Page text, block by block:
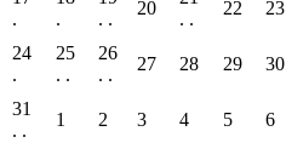
.
.
. .
20
. .
22 23
24
.
25
. .
26
. .
27 28 29 30
31
. .
1 2 3 4 5 6